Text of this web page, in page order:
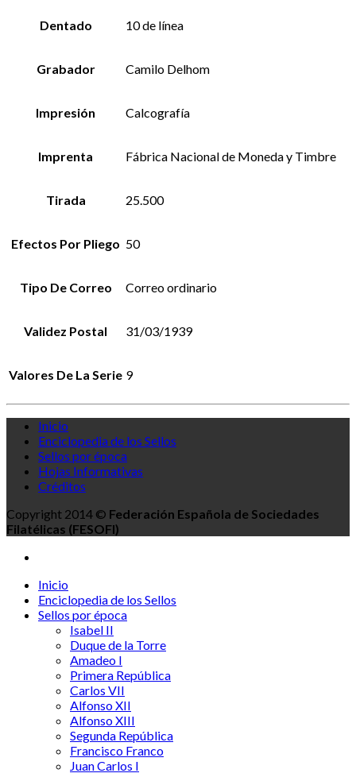
Dentado 10 de línea
Grabador Camilo Delhom
Impresión Calcografía
Imprenta Fábrica Nacional de Moneda y Timbre
Tirada 25.500
Efectos Por Pliego 50
Tipo De Correo Correo ordinario
Validez Postal 31/03/1939
Valores De La Serie 9
Inicio
Enciclopedia de los Sellos
Sellos por época
Hojas Informativas
Créditos
Copyright 2014 © Federación Española de Sociedades
Filatélicas (FESOFI)
Inicio
Enciclopedia de los Sellos
Sellos por época
Isabel II
Duque de la Torre
Amadeo I
Primera República
Carlos VII
Alfonso XII
Alfonso XIII
Segunda República
Francisco Franco
Juan Carlos I